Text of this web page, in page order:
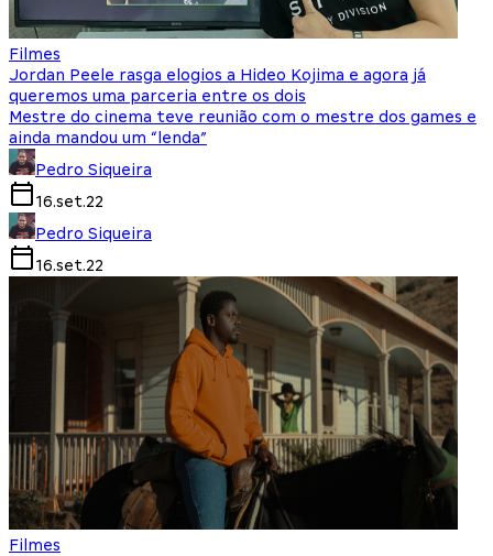
Filmes
Jordan Peele rasga elogios a Hideo Kojima e agora já
queremos uma parceria entre os dois
Mestre do cinema teve reunião com o mestre dos games e
ainda mandou um “lenda”
Pedro Siqueira
16.set.22
Pedro Siqueira
16.set.22
Filmes